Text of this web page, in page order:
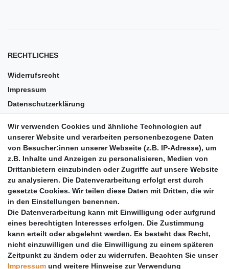
RECHTLICHES
Widerrufsrecht
Impressum
Datenschutzerklärung
Barrierefreiheit
Anleitungen
Vertrag widerrufen
PARTNER
DHL
GLS
PaketPLUS
Wir verwenden Cookies und ähnliche Technologien auf
unserer Website und verarbeiten personenbezogene Daten
von Besucher:innen unserer Webseite (z.B. IP-Adresse), um
z.B. Inhalte und Anzeigen zu personalisieren, Medien von
Drittanbietern einzubinden oder Zugriffe auf unsere Website
zu analysieren. Die Datenverarbeitung erfolgt erst durch
gesetzte Cookies. Wir teilen diese Daten mit Dritten, die wir
in den Einstellungen benennen.
Die Datenverarbeitung kann mit Einwilligung oder aufgrund
eines berechtigten Interesses erfolgen. Die Zustimmung
kann erteilt oder abgelehnt werden. Es besteht das Recht,
nicht einzuwilligen und die Einwilligung zu einem späteren
Zeitpunkt zu ändern oder zu widerrufen. Beachten Sie unser
Impressum und weitere Hinweise zur Verwendung